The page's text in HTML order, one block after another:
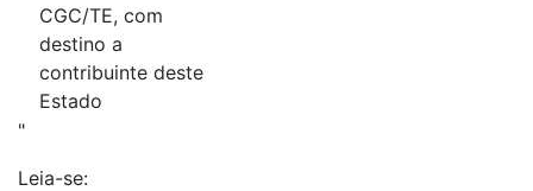
CGC/TE, com
destino a
contribuinte deste
Estado
"
Leia-se: